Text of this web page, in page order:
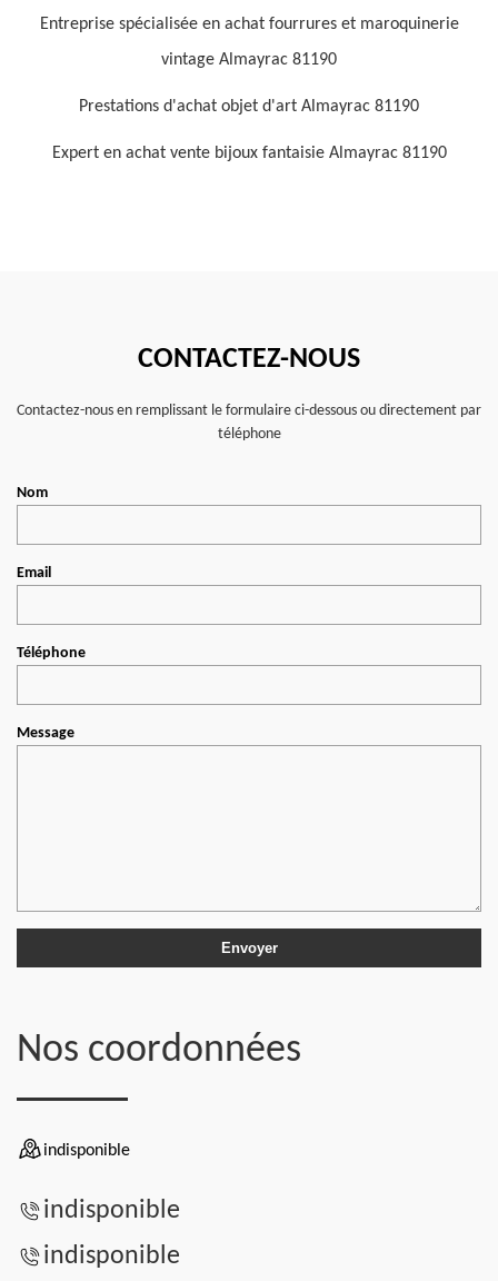
Entreprise spécialisée en achat fourrures et maroquinerie
vintage Almayrac 81190
Prestations d'achat objet d'art Almayrac 81190
Expert en achat vente bijoux fantaisie Almayrac 81190
CONTACTEZ-NOUS
Contactez-nous en remplissant le formulaire ci-dessous ou directement par
téléphone
Nom
Email
Téléphone
Message
Nos coordonnées
indisponible
indisponible
indisponible